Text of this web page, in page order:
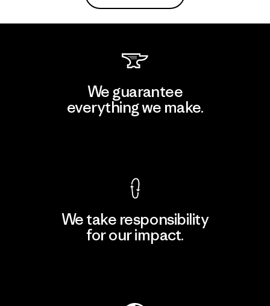
We guarantee
everything we make.
We take responsibility
for our impact.